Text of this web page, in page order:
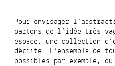
Pour envisager
partons de l’idée très
espace, une collection
décrite. L’ensemble de
possibles par exemple,